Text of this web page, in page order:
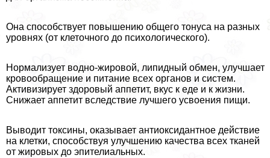
Она способствует повышению общего тонуса на разных
уровнях (от клеточного до психологического).
Нормализует водно-жировой, липидный обмен, улучшает
кровообращение и питание всех органов и систем.
Активизирует здоровый аппетит, вкус к еде и к жизни.
Снижает аппетит вследствие лучшего усвоения пищи.
Выводит токсины, оказывает антиоксидантное действие
на клетки, способствуя улучшению качества всех тканей
от жировых до эпителиальных.